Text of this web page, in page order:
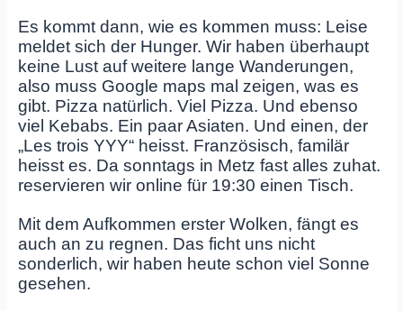
Es kommt dann, wie es kommen muss: Leise
meldet sich der Hunger. Wir haben überhaupt
keine Lust auf weitere lange Wanderungen,
also muss Google maps mal zeigen, was es
gibt. Pizza natürlich. Viel Pizza. Und ebenso
viel Kebabs. Ein paar Asiaten. Und einen, der
„Les trois YYY“ heisst. Französisch, familär
heisst es. Da sonntags in Metz fast alles zuhat.
reservieren wir online für 19:30 einen Tisch.
Mit dem Aufkommen erster Wolken, fängt es
auch an zu regnen. Das ficht uns nicht
sonderlich, wir haben heute schon viel Sonne
gesehen.